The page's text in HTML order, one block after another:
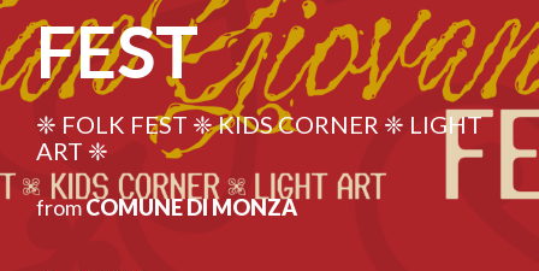
FEST
❈ FOLK FEST ❈ KIDS CORNER ❈ LIGHT
ART ❈
fromCOMUNE DI MONZA